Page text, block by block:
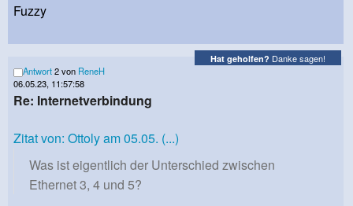
Fuzzy
Hat geholfen? Danke sagen!
Antwort2 von ReneH
06.05.23, 11:57:58
Re: Internetverbindung
Zitat von: Ottoly am 05.05. (...)
Was ist eigentlich der Unterschied zwischen
Ethernet 3, 4 und 5?